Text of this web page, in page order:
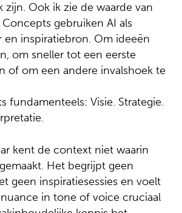
zijn. Ook ik zie de waarde van
Concepts gebruiken AI als
en inspiratiebron. Om ideeën
om sneller tot een eerste
of om een andere invalshoek te
fundamenteels: Visie. Strategie.
kent de context niet waarin
Het begrijpt geen
geen inspiratiesessies en voelt
in tone of voice cruciaal